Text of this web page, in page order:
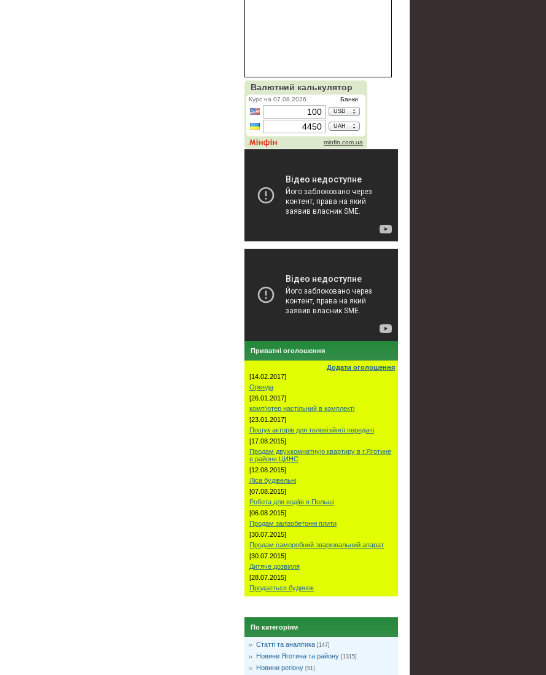
Приватні оголошення
Додати оголошення
[14.02.2017]
Оренда
[26.01.2017]
комп'ютер настільний в комплекті
[23.01.2017]
Пошук акторів для телевізійної передачі
[17.08.2015]
Продам двухкомнатную квартиру в г.Яготине
в районе ЦИНС
[12.08.2015]
Ліса будівельні
[07.08.2015]
Робота для водіїв в Польші
[06.08.2015]
Продам залізобетонні плити
[30.07.2015]
Продам саморобний зварювальний апарат
[30.07.2015]
Дитяче дозвілля
[28.07.2015]
Продаеться будинок
По категоріям
Статті та аналітика [147]
Новини Яготина та району [1315]
Новини регіону [51]